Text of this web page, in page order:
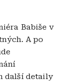
Babiše v
A po
další detaily